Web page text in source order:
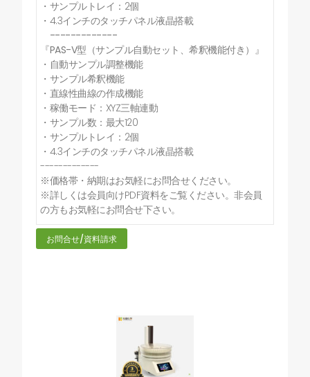
・サンプルトレイ：2個
・4.3インチのタッチパネル液晶搭載
-------------
『PAS-V型（サンプル自動セット、希釈機能付き）』
・自動サンプル調整機能
・サンプル希釈機能
・直線性曲線の作成機能
・稼働モード：XYZ三軸連動
・サンプル数：最大120
・サンプルトレイ：2個
・4.3インチのタッチパネル液晶搭載
-------------
※価格帯・納期はお気軽にお問合せください。
※詳しくは会員向けPDF資料をご覧ください。非会員
の方もお気軽にお問合せ下さい。
お問合せ/資料請求